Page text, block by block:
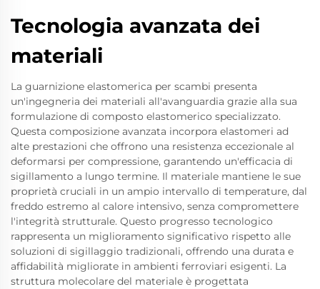
Tecnologia avanzata dei
materiali
La guarnizione elastomerica per scambi presenta
un'ingegneria dei materiali all'avanguardia grazie alla sua
formulazione di composto elastomerico specializzato.
Questa composizione avanzata incorpora elastomeri ad
alte prestazioni che offrono una resistenza eccezionale al
deformarsi per compressione, garantendo un'efficacia di
sigillamento a lungo termine. Il materiale mantiene le sue
proprietà cruciali in un ampio intervallo di temperature, dal
freddo estremo al calore intensivo, senza compromettere
l'integrità strutturale. Questo progresso tecnologico
rappresenta un miglioramento significativo rispetto alle
soluzioni di sigillaggio tradizionali, offrendo una durata e
affidabilità migliorate in ambienti ferroviari esigenti. La
struttura molecolare del materiale è progettata